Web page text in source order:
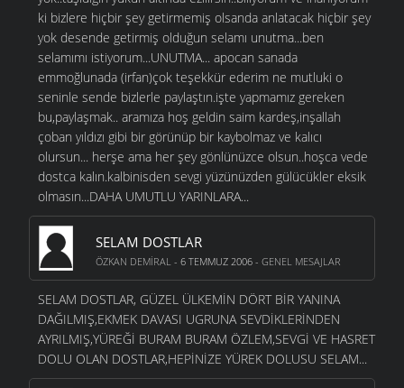
ki bizlere hiçbir şey getirmemiş olsanda anlatacak hiçbir şey
yok desende getirmiş olduğun selamı unutma...ben
selamımı istiyorum...UNUTMA... apocan sanada
emmoğlunada (irfan)çok teşekkür ederim ne mutluki o
seninle sende bizlerle paylaştın.işte yapmamız gereken
bu,paylaşmak.. aramıza hoş geldin saim kardeş,inşallah
çoban yıldızı gibi bir görünüp bir kaybolmaz ve kalıcı
olursun... herşe ama her şey gönlünüzce olsun..hoşca vede
dostca kalın.kalbinisden sevgi yüzünüzden gülücükler eksik
olmasın...DAHA UMUTLU YARINLARA...
SELAM DOSTLAR
ÖZKAN DEMIRAL - 6 TEMMUZ 2006 - GENEL MESAJLAR
SELAM DOSTLAR, GÜZEL ÜLKEMİN DÖRT BİR YANINA
DAĞILMIŞ,EKMEK DAVASI UGRUNA SEVDİKLERİNDEN
AYRILMIŞ,YÜREĞİ BURAM BURAM ÖZLEM,SEVGİ VE HASRET
DOLU OLAN DOSTLAR,HEPİNİZE YÜREK DOLUSU SELAM...